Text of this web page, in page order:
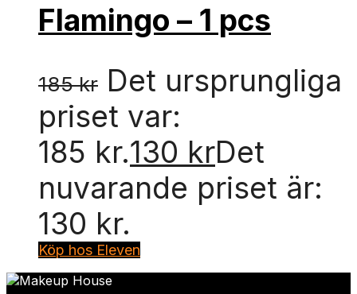
Flamingo – 1 pcs
185kr Det ursprungliga
priset var:
185 kr.130 krDet
nuvarande priset är:
130 kr.
Köp hos Eleven